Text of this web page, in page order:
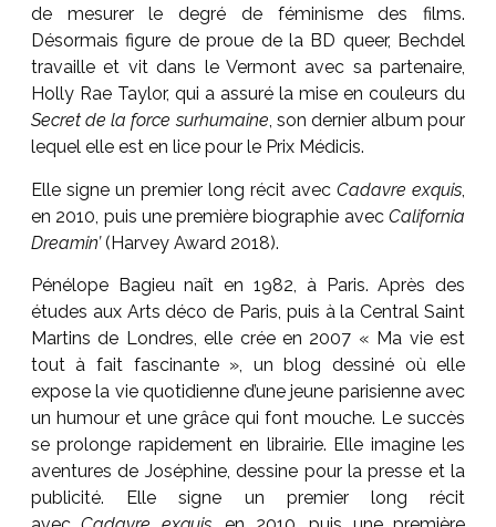
de mesurer le degré de féminisme des films.
Désormais figure de proue de la BD queer, Bechdel
travaille et vit dans le Vermont avec sa partenaire,
Holly Rae Taylor, qui a assuré la mise en couleurs du
Secret de la force surhumaine, son dernier album pour
lequel elle est en lice pour le Prix Médicis.
Elle signe un premier long récit avecCadavre exquis
en 2010, puis une première biographie avecCalifornia
Dreamin’(Harvey Award 2018).
Pénélope Bagieu naît en 1982, à Paris. Après des
études aux Arts déco de Paris, puis à la Central Saint
Martins de Londres, elle crée en 2007 « Ma vie est
tout à fait fascinante », un blog dessiné où elle
expose la vie quotidienne d’une jeune parisienne avec
un humour et une grâce qui font mouche. Le succès
se prolonge rapidement en librairie. Elle imagine les
aventures de Joséphine, dessine pour la presse et la
publicité. Elle signe un premier long récit